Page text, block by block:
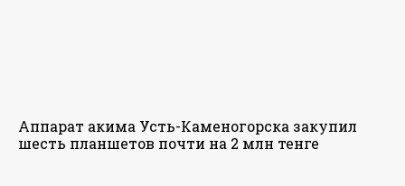
Аппарат акима Усть-Каменогорска закупил
шесть планшетов почти на 2 млн тенге